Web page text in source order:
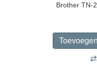
Brother TN-